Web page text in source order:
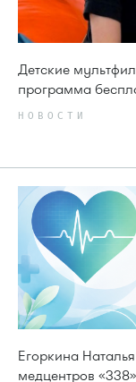
Детские
программа
НОВОСТИ
Егоркина
медцентров